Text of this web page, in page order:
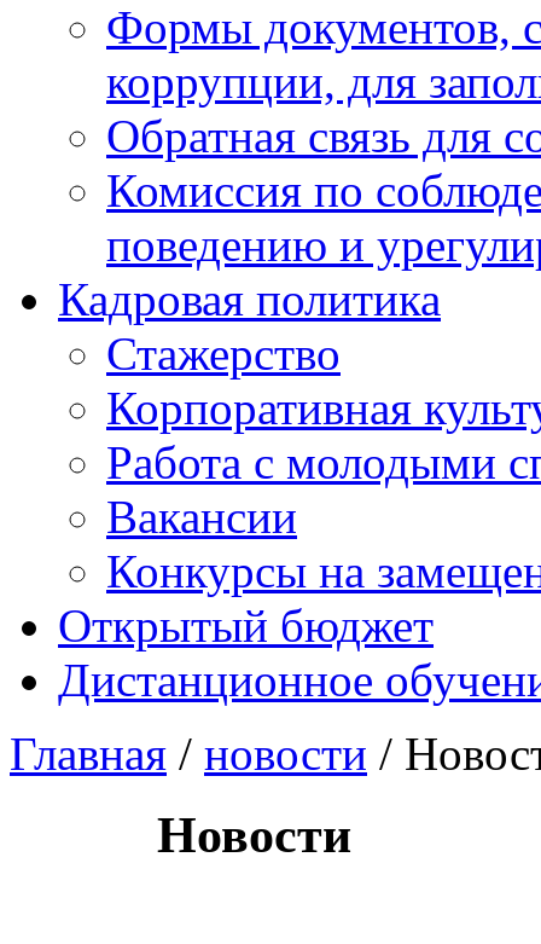
Формы документов,
коррупции, для
Обратная связь для
Комиссия по
поведению и
Кадровая политика
Стажерство
Корпоративная
Работа с молодыми
Вакансии
Конкурсы на
Открытый бюджет
Дистанционное
Главная / новости /
Новости